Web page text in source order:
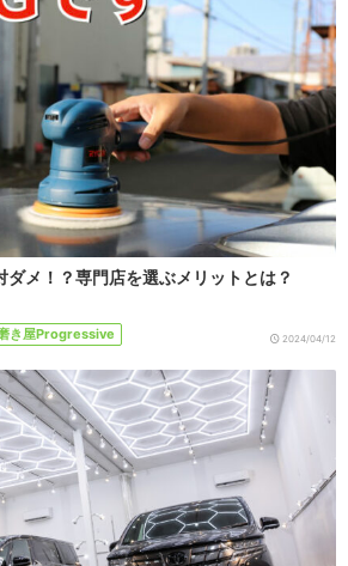
メ！？専門店を選ぶメリットとは？
き屋Progressive 2024/04/12